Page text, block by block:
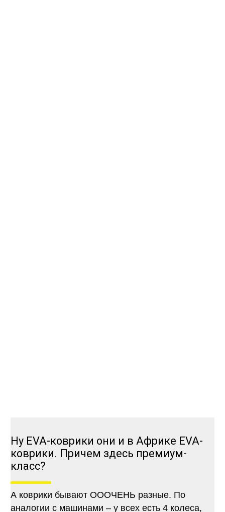
Ну EVA-коврики они и в Африке EVA-
коврики. Причем здесь премиум-
класс?
А коврики бывают ОООЧЕНЬ разные. По
аналогии с машинами – у всех есть 4 колеса,